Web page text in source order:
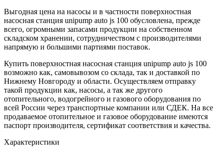
Выгодная цена на насосы и в частности поверхностная
насосная станция unipump auto js 100 обусловлена, прежде
всего, огромными запасами продукции на собственном
складском хранении, сотрудничеством с производителями
напрямую и большими партиями поставок.
Купить поверхностная насосная станция unipump auto js 100
возможно как, самовывозом со склада, так и доставкой по
Нижнему Новгороду и области. Осуществляем отправку
такой продукции как, насосы, а так же другого
отопительного, водогрейного и газового оборудования по
всей России через транспортные компании или СДЕК. На все
продаваемое отопительное и газовое оборудование имеются
паспорт производителя, сертификат соответствия и качества.
Характеристики